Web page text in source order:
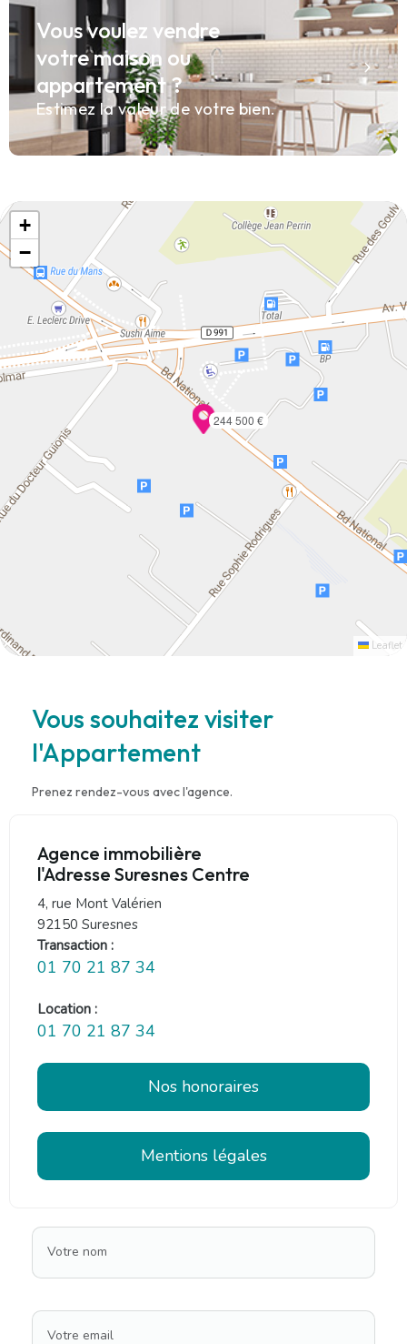
Vous voulez vendre
votre maison ou
appartement ?
Estimez la valeur de votre bien.
244 500 €
+
−
Leaflet
Vous souhaitez visiter
l'Appartement
Prenez rendez-vous avec l'agence.
Agence immobilière
l'Adresse Suresnes Centre
4, rue Mont Valérien
92150 Suresnes
Transaction :
01 70 21 87 34
Location :
01 70 21 87 34
Nos honoraires
Mentions légales
Votre nom
Votre email